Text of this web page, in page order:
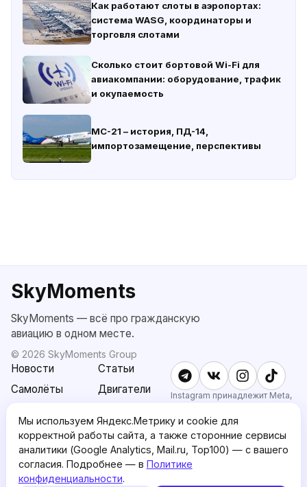
Как работают слоты в аэропортах:
система WASG, координаторы и
торговля слотами
Сколько стоит бортовой Wi-Fi для
авиакомпании: оборудование, трафик
и окупаемость
МС-21 – история, ПД-14,
импортозамещение, перспективы
SkyMoments
SkyMoments — всё про гражданскую
авиацию в одном месте.
© 2026 SkyMoments Group
Новости
Статьи
Самолёты
Двигатели
AI: Altair
SkyMoments
Pro
О проекте
Пользовательское
соглашение
Instagram принадлежит Meta,
запрещённой в РФ.
Мы используем Яндекс.Метрику и cookie для
корректной работы сайта, а также сторонние сервисы
аналитики (Google Analytics, Mail.ru, Top100) — с вашего
согласия. Подробнее — в Политике
конфиденциальности.